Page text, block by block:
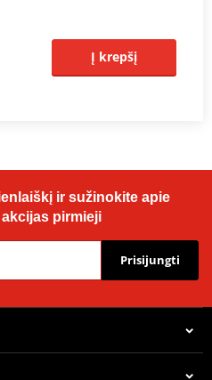
Į krepšį
ir sužinokite apie
pirmieji
Prisijungti